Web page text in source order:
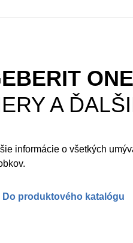
ONE
A
informácie o všetkých
Do produktového katalógu